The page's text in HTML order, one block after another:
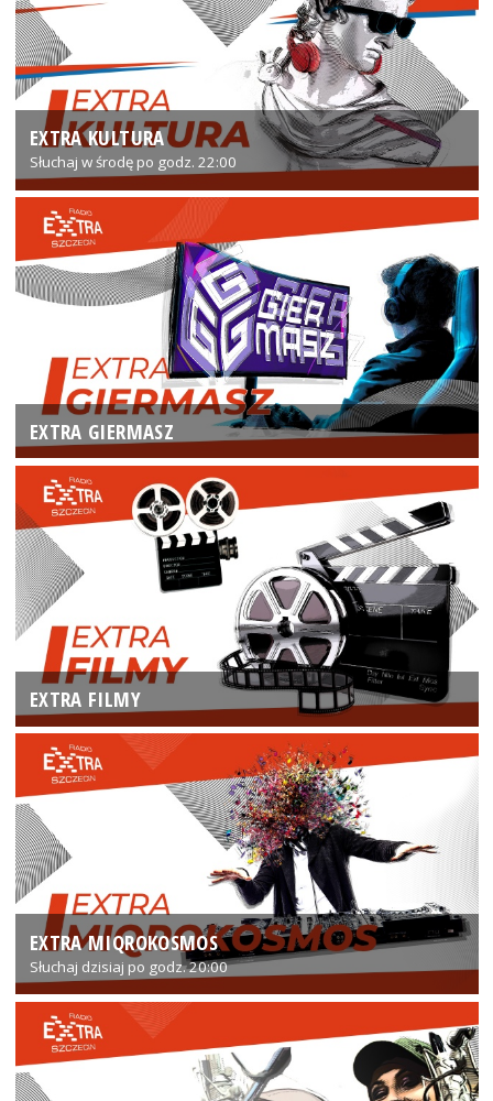
EXTRA KULTURA
Słuchaj w środę po godz. 22:00
EXTRA GIERMASZ
EXTRA FILMY
EXTRA MIQROKOSMOS
Słuchaj dzisiaj po godz. 20:00